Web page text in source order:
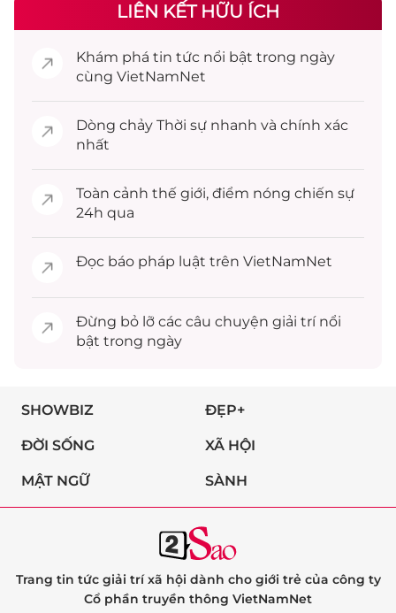
LIÊN KẾT HỮU ÍCH
Khám phá tin tức nổi bật trong ngày
cùng VietNamNet
Dòng chảy Thời sự nhanh và chính xác
nhất
Toàn cảnh thế giới, điểm nóng chiến sự
24h qua
Đọc báo pháp luật trên VietNamNet
Đừng bỏ lỡ các câu chuyện giải trínổi
bật trong ngày
SHOWBIZ ĐẸP+
ĐỜI SỐNG XÃ HỘI
MẬT NGỮ SÀNH
Trang tin tức giải trí xã hội dành cho giới trẻ của công ty
Cổ phần truyền thông VietNamNet